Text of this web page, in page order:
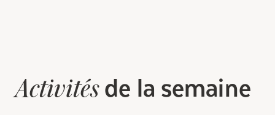
Activitésde la semaine